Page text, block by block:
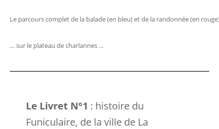
Le parcours complet de la balade (en bleu) et de la randonnée (en
… sur le plateau de charlannes …
Le Livret N°1 : histoire du
Funiculaire, de la ville de La